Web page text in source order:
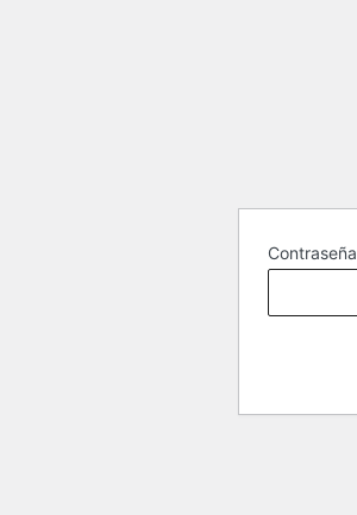
Contraseña